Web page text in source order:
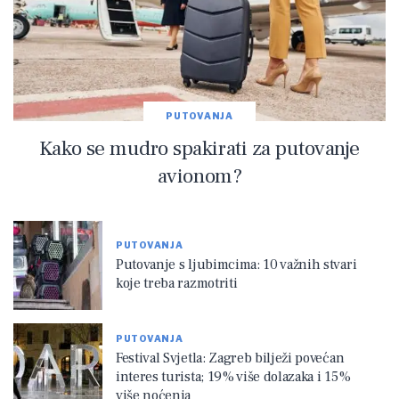
PUTOVANJA
Kako se mudro spakirati za putovanje
avionom?
PUTOVANJA
Putovanje s ljubimcima: 10 važnih stvari
koje treba razmotriti
PUTOVANJA
Festival Svjetla: Zagreb bilježi povećan
interes turista; 19% više dolazaka i 15%
više noćenja